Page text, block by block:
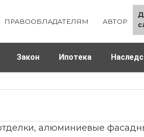
ПРАВООБЛАДАТЕЛЯМ АВТОР
Закон Ипотека
алюминиевые